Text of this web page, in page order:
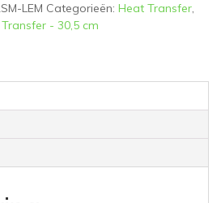
LEM Categorieën: Heat Transfer,
- 30,5 cm